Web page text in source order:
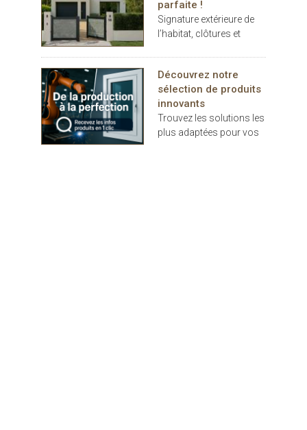
indispensables au
confort.
parfaite !
Signature extérieure de
l’habitat, clôtures et
décoratifs, rivalisent
d’inspiration
Découvrez notre
sélection de produits
innovants
Trouvez les solutions les
plus adaptées pour vos